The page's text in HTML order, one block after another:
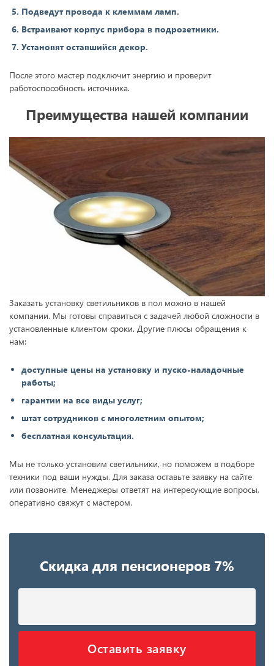
Подведут провода к клеммам ламп.
Встраивают корпус прибора в подрозетники.
Установят оставшийся декор.
После этого мастер подключит энергию и проверит
работоспособность источника.
Преимущества нашей компании
Заказать установку светильников в пол можно в нашей
компании. Мы готовы справиться с задачей любой сложности в
установленные клиентом сроки. Другие плюсы обращения к
нам:
доступные цены на установку и пуско-наладочные
работы;
гарантии на все виды услуг;
штат сотрудников с многолетним опытом;
бесплатная консультация.
Мы не только установим светильники, но поможем в подборе
техники под ваши нужды. Для заказа оставьте заявку на сайте
или позвоните. Менеджеры ответят на интересующие вопросы,
оперативно свяжут с мастером.
Скидка для пенсионеров 7%
Оставить заявку